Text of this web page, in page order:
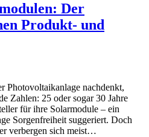
Der
Produkt- und
Photovoltaikanlage nachdenkt,
Zahlen: 25 oder sogar 30 Jahre
für ihre Solarmodule – ein
Sorgenfreiheit suggeriert. Doch
verbergen sich meist…